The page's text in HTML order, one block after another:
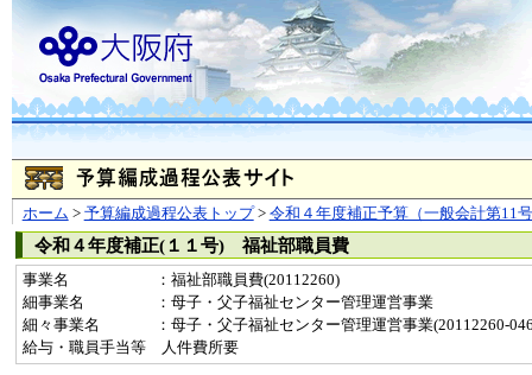
ホーム > 予算編成過程公表トップ> 令和４年度補正予算（一般会計第11
令和４年度補正(１１号) 福祉部職員費
事業名
：福祉部職員費(20112260)
細事業名
：母子・父子福祉センター管理運営事業
細々事業名
：母子・父子福祉センター管理運営事業(20112260-
給与・職員手当等 人件費所要